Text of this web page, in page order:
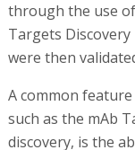
through the use
Targets
were then
A common
such as the mAb
discovery, is the